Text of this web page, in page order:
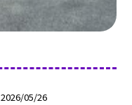
2026/05/26